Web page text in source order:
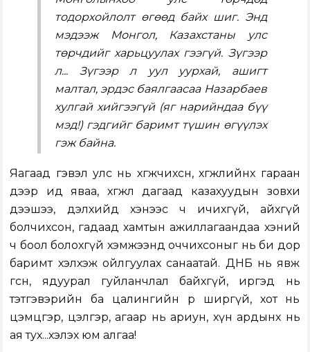
тодорхойлолт өгөөд байх шиг. Энд
мэдээж Монгол, Казахстаны улс
төрчдийг харьцуулах гээгүй. Зүгээр
л... Зүгээр л уул уурхай, ашигт
малтал, эрдэс баялгаасаа Назарбаев
хулгай хийгээгүй (яг нарийндаа бүү
мэд!) гэдгийг баримт түшин өгүүлэх
гэж байна.
Яагаад гэвэл улс нь хөгжчихсөн, хөгжлийнхөө гараан
дээр ид яваа, хөгжлөө дагаад казахуудын зовхи
дээшээ, дэлхийд хэнээс ч ичихгүй, айхгүй
болчихсон, гадаад хамтын ажиллагаандаа хэний
ч боол болохгүй хэмжээнд оччихсоныг нь би дор
баримт хэлхэж ойлгуулах санаатай. ДНБ нь явж
өгсөн, ядуурал гуйланчлал байхгүй, иргэд нь
тэтгэвэрийн ба цалингийн өр ширгүй, хот нь
цэмцгэр, цэлгэр, агаар нь ариун, хүн ардынх нь
ая тух...хэлэх юм алгаа!